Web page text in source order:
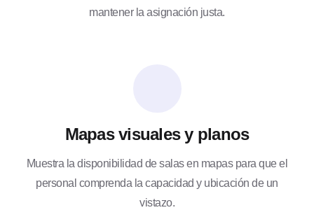
mantener la asignación justa.
Mapas visuales y planos
Muestra la disponibilidad de salas en mapas para que el
personal comprenda la capacidad y ubicación de un
vistazo.